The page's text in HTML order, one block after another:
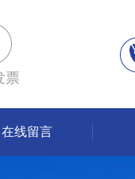
票
在线留言